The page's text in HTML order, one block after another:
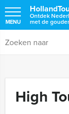
Ontdek
met de
MENU
High